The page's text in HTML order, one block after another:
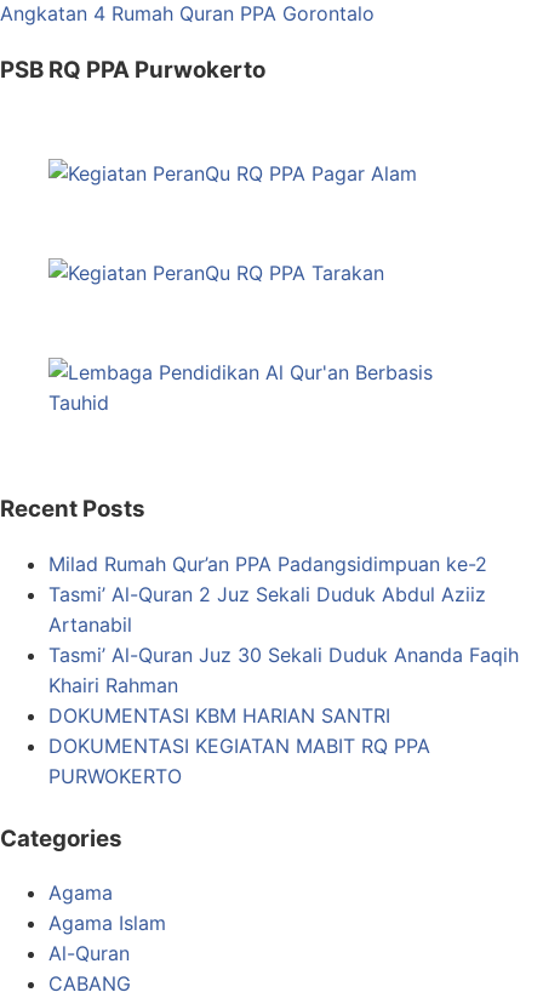
PSB RQ PPA Purwokerto
Recent Posts
Milad Rumah Qur’an PPA Padangsidimpuan ke-2
Tasmi’ Al-Quran 2 Juz Sekali Duduk Abdul Aziiz
Artanabil
Tasmi’ Al-Quran Juz 30 Sekali Duduk Ananda Faqih
Khairi Rahman
DOKUMENTASI KBM HARIAN SANTRI
DOKUMENTASI KEGIATAN MABIT RQ PPA
PURWOKERTO
Categories
Agama
Agama Islam
Al-Quran
CABANG